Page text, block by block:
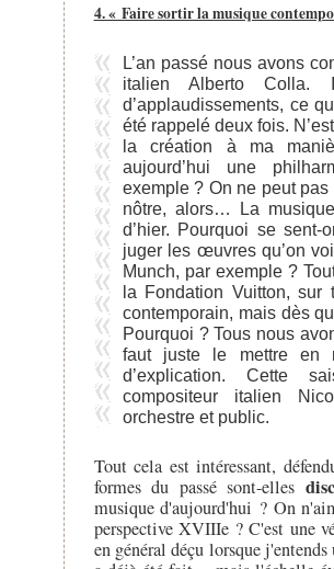
4. « Faire sortir la musique
L’an passé nous avons
italien Alberto
d’applaudissements, ce
été rappelé deux fois.
la création à ma
aujourd’hui une
exemple ? On ne peut
nôtre, alors… La
d’hier. Pourquoi se
juger les œuvres qu’on
Munch, par exemple ?
la Fondation Vuitton, sur
contemporain, mais dès
Pourquoi ? Tous nous
faut juste le mettre en
d’explication. Cette
compositeur italien
orchestre et public.
Tout cela est intéressant,
formes du passé sont-elles
musique d'aujourd'hui ? On
perspective XVIIIe ? C'est une
en général déçu lorsque